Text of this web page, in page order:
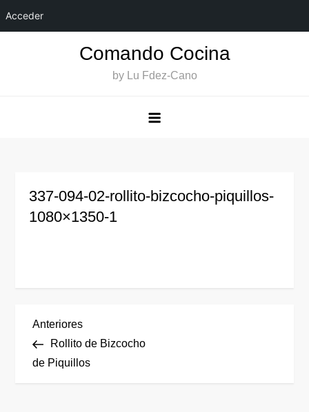
Acceder
Comando Cocina
by Lu Fdez-Cano
337-094-02-rollito-bizcocho-piquillos-
1080×1350-1
N
a
Entrada
anterior
Anteriores
Rollito de Bizcocho
de Piquillos